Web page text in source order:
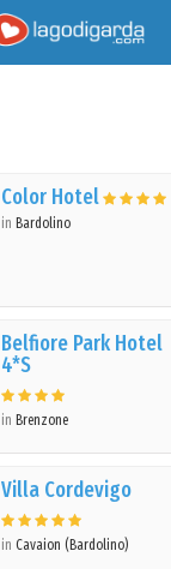
Color Hotel
in Bardolino
Belfiore Park Hotel
4*S
in Brenzone
Villa Cordevigo
inCavaion (Bardolino)